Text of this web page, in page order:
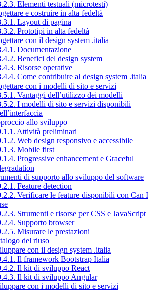
Elementi testuali (microtesti)
e costruire in alta fedeltà
Layout di pagina
Prototipi in alta fedeltà
con il design system .italia
Documentazione
Benefici del design system
Risorse operative
Come contribuire al design system .italia
con i modelli di sito e servizi
Vantaggi dell’utilizzo dei modelli
I modelli di sito e servizi disponibili
allo sviluppo
Attività preliminari
Web design responsivo e accessibile
Mobile first
Progressive enhancement e Graceful
di supporto allo sviluppo del software
Feature detection
Verificare le feature disponibili con Can I
Strumenti e risorse per CSS e JavaScript
Supporto browser
Misurare le prestazioni
del riuso
con il design system .italia
Il framework Bootstrap Italia
Il kit di sviluppo React
Il kit di sviluppo Angular
con i modelli di sito e servizi